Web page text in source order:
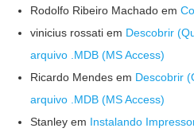
Rodolfo Ribeiro Machado em
vinicius rossati em Descobrir
arquivo .MDB (MS Access)
Ricardo Mendes em Descobrir
arquivo .MDB (MS Access)
Stanley em Instalando